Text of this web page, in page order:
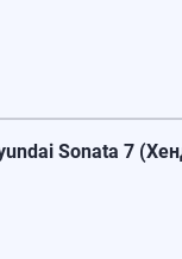
Sonata 7